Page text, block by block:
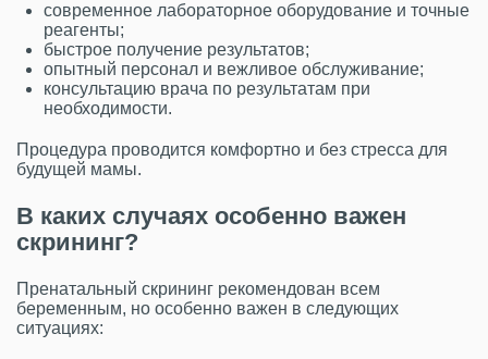
современное лабораторное оборудование и точные
реагенты;
быстрое получение результатов;
опытный персонал и вежливое обслуживание;
консультацию врача по результатам при
необходимости.
Процедура проводится комфортно и без стресса для
будущей мамы.
В каких случаях особенно важен
скрининг?
Пренатальный скрининг рекомендован всем
беременным, но особенно важен в следующих
ситуациях: